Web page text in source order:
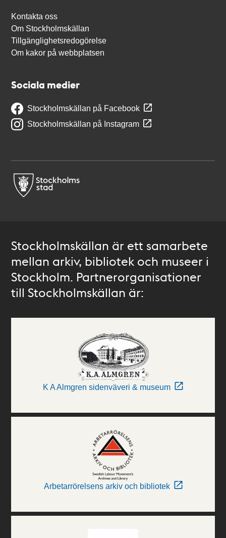
Kontakta oss
Om Stockholmskällan
Tillgänglighetsredogörelse
Om kakor på webbplatsen
Sociala medier
Stockholmskällan på Facebook
Stockholmskällan på Instagram
Stockholmskällan är ett samarbete
mellan arkiv, bibliotek och museer i
Stockholm. Partnerorganisationer
till Stockholmskällan är:
K A Almgren sidenväveri & museum
Arbetarrörelsens arkiv och bibliotek